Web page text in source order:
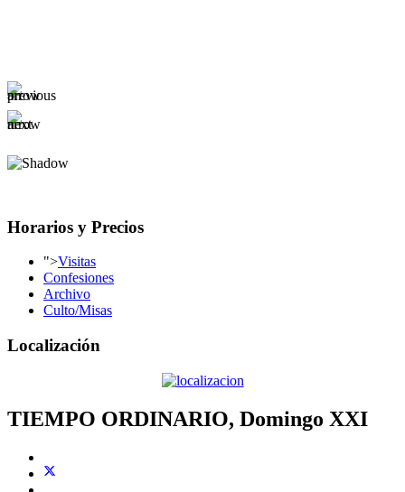
Horarios y Precios
">Visitas
Confesiones
Archivo
Culto/Misas
Localización
TIEMPO ORDINARIO, Domingo XXI